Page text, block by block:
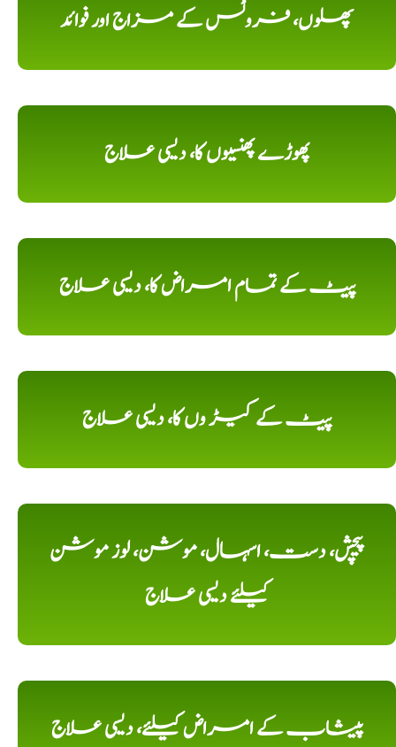
پھلوں، فروٹس کے مزاج اور فوائد
پھوڑے پھنسیوں کا، دیسی علاج
پیٹ کے تمام امراض کا، دیسی علاج
پیٹ کے کیڑ وں کا، دیسی علاج
پیچش، دست، اسہال، موشن، لوز موشن
کیلئے دیسی علاج
پیشاب کے امراض کیلئے، دیسی علاج